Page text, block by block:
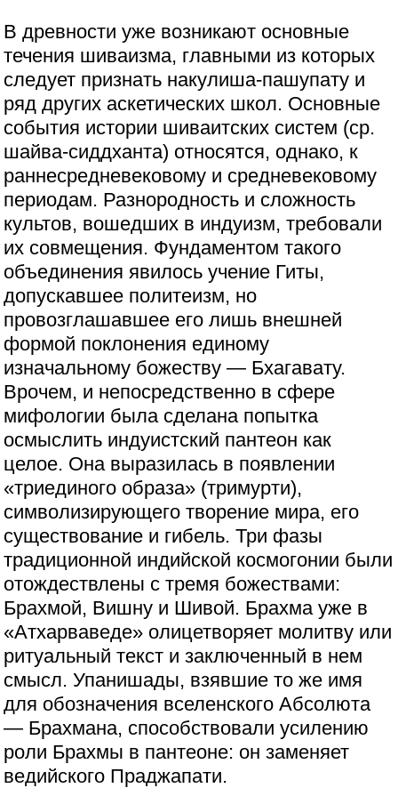
В древности уже возникают основные
течения шиваизма, главными из которых
следует признать накулиша-пашупату и
ряд других аскетических школ. Основные
события истории шиваитских систем (ср.
шайва-сиддханта) относятся, однако, к
раннесредневековому и средневековому
периодам. Разнородность и сложность
культов, вошедших в индуизм, требовали
их совмещения. Фундаментом такого
объединения явилось учение Гиты,
допускавшее политеизм, но
провозглашавшее его лишь внешней
формой поклонения единому
изначальному божеству — Бхагавату.
Врочем, и непосредственно в сфере
мифологии была сделана попытка
осмыслить индуистский пантеон как
целое. Она выразилась в появлении
«триединого образа» (тримурти),
символизирующего творение мира, его
существование и гибель. Три фазы
традиционной индийской космогонии были
отождествлены с тремя божествами:
Брахмой, Вишну и Шивой. Брахма уже в
«Атхарваведе» олицетворяет молитву или
ритуальный текст и заключенный в нем
смысл. Упанишады, взявшие то же имя
для обозначения вселенского Абсолюта
— Брахмана, способствовали усилению
роли Брахмы в пантеоне: он заменяет
ведийского Праджапати.